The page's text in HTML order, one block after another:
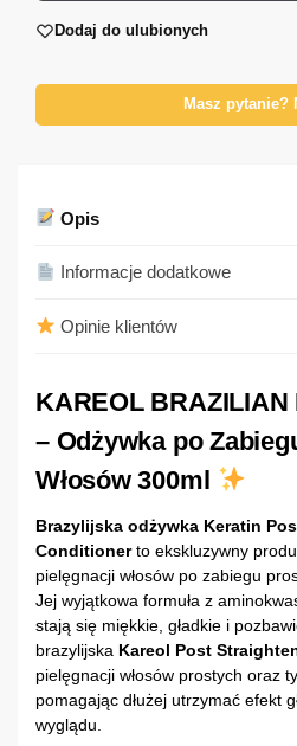
Dodaj do ulubionych
Masz pytanie?
Opis
Informacje dodatkowe
Opinie klientów
KAREOL BRAZILIAN
– Odżywka po
Włosów 300ml
Brazylijska odżywka Keratin
Conditionerto ekskluzywny
pielęgnacji włosów po zabiegu
Jej wyjątkowa formuła z
stają się miękkie, gładkie i
brazylijska Kareol Post
pielęgnacji włosów prostych oraz
pomagając dłużej utrzymać efekt
wyglądu.